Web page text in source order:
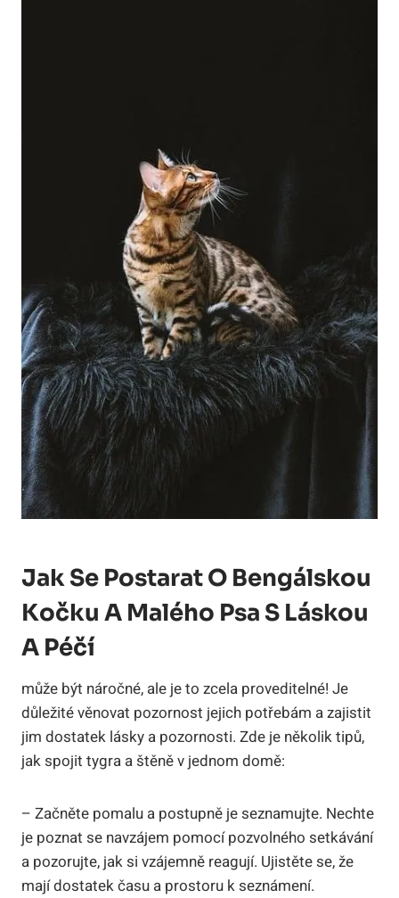
Jak Se Postarat O Bengálskou
Kočku A Malého Psa S Láskou
A Péčí
může být náročné, ale je to zcela proveditelné! Je
důležité věnovat pozornost jejich potřebám a zajistit
jim dostatek lásky a pozornosti. Zde je několik tipů,
jak spojit tygra a štěně v jednom domě:
– Začněte pomalu a postupně je seznamujte. Nechte
je poznat se navzájem pomocí pozvolného setkávání
a pozorujte, jak si vzájemně reagují. Ujistěte se, že
mají dostatek času a prostoru k seznámení.